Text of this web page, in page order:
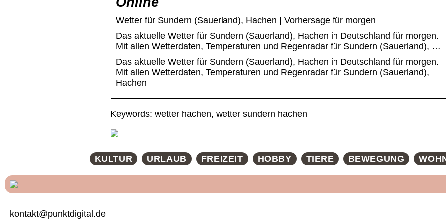
Wetter für Sundern (Sauerland), Hachen | Vorhersage für morgen
Das aktuelle Wetter für Sundern (Sauerland), Hachen in Deutschland für morgen.
Mit allen Wetterdaten, Temperaturen und Regenradar für Sundern (Sauerland), …
Das aktuelle Wetter für Sundern (Sauerland), Hachen in Deutschland für morgen.
Mit allen Wetterdaten, Temperaturen und Regenradar für Sundern (Sauerland),
Hachen
Keywords: wetter hachen, wetter sundern hachen
KULTUR URLAUB FREIZEIT HOBBY TIERE BEWEGUNG
kontakt@punktdigital.de